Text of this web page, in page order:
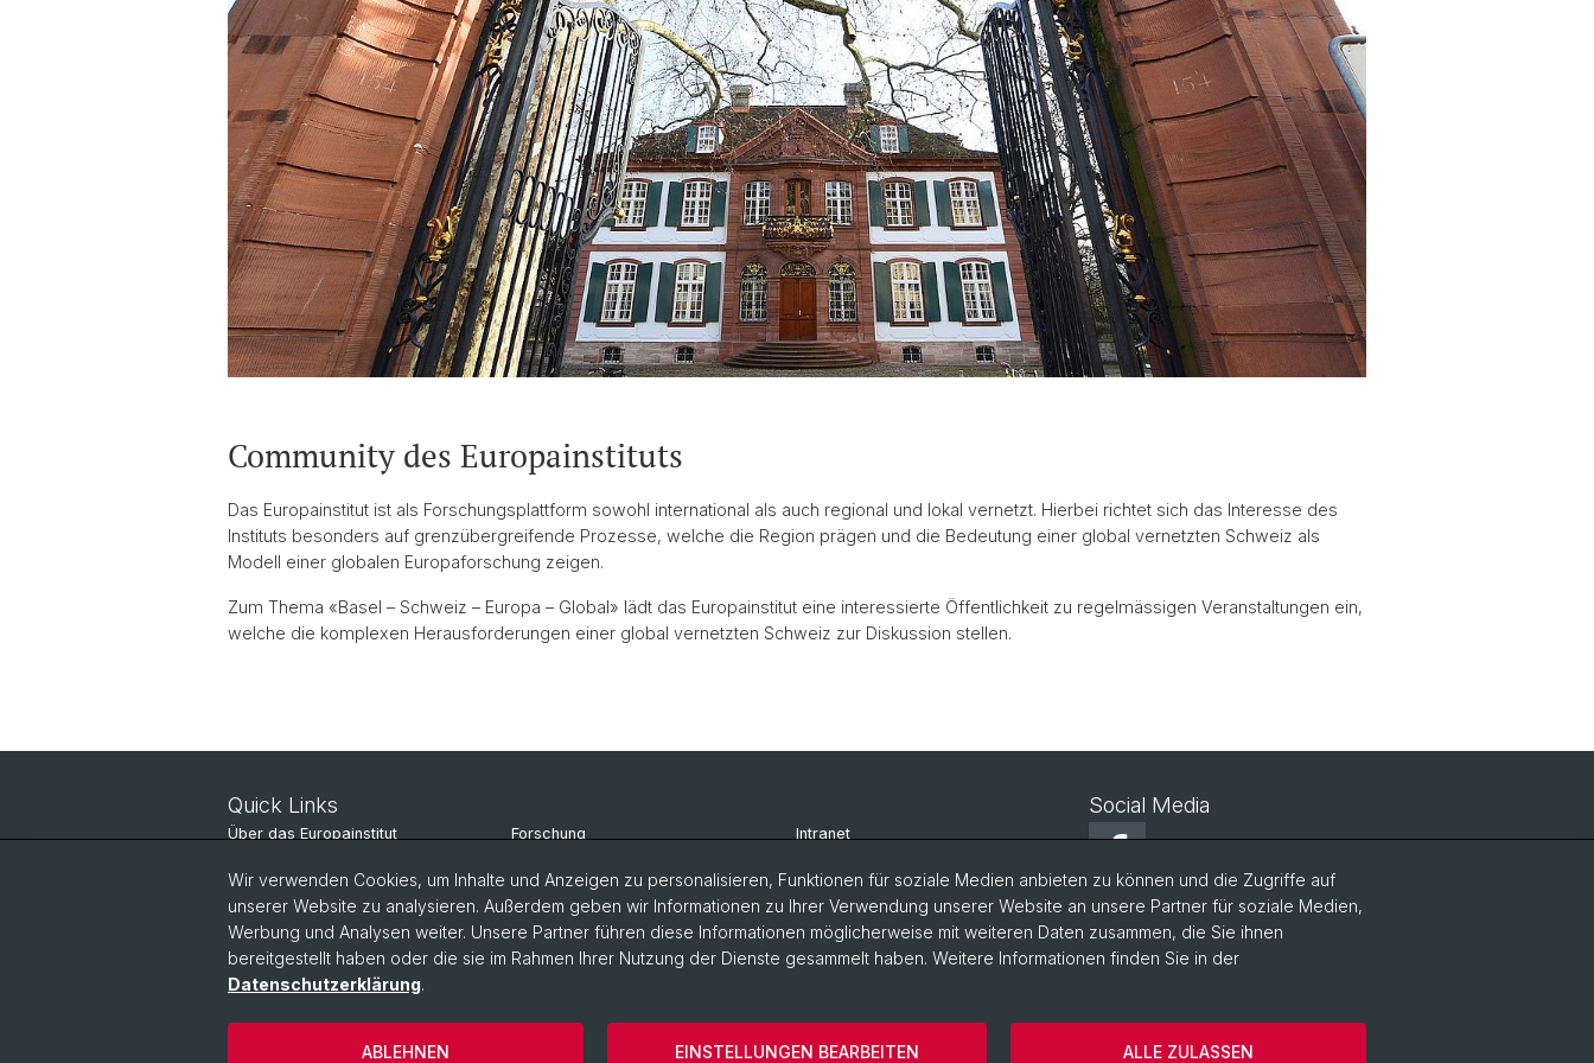
Community des Europainstituts
Das Europainstitut ist als Forschungsplattform sowohl international als auch regional und lokal vernetzt. Hierbei richtet sich das Interesse des
Instituts besonders auf grenzübergreifende Prozesse, welche die Region prägen und die Bedeutung einer global vernetzten Schweiz als
Modell einer globalen Europaforschung zeigen.
Zum Thema «Basel – Schweiz – Europa – Global» lädt das Europainstitut eine interessierte Öffentlichkeit zu regelmässigen Veranstaltungen ein,
welche die komplexen Herausforderungen einer global vernetzten Schweiz zur Diskussion stellen.
Quick Links
Über das Europainstitut
Nachrichten
Forschung
Studium
Personen
Intranet
Newsletter
Kontakt & Anfahrt
Social Media
LinkedIn
Wir verwenden Cookies, um Inhalte und Anzeigen zu personalisieren, Funktionen für soziale Medien anbieten zu können und die Zugriffe auf
unserer Website zu analysieren. Außerdem geben wir Informationen zu Ihrer Verwendung unserer Website an unsere Partner für soziale Medien,
Werbung und Analysen weiter. Unsere Partner führen diese Informationen möglicherweise mit weiteren Daten zusammen, die Sie ihnen
bereitgestellt haben oder die sie im Rahmen Ihrer Nutzung der Dienste gesammelt haben. Weitere Informationen finden Sie in der
Datenschutzerklärung.
EINSTELLUNGEN BEARBEITEN
ABLEHNEN ALLE ZULASSEN